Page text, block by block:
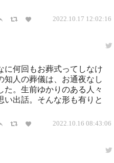
2022.10.17 12:02:16
に何回もお葬式ってしなけ
知人の葬儀は、お通夜なし
た。生前ゆかりのある人々
い出話。そんな形も有りと
2022.10.16 08:43:06